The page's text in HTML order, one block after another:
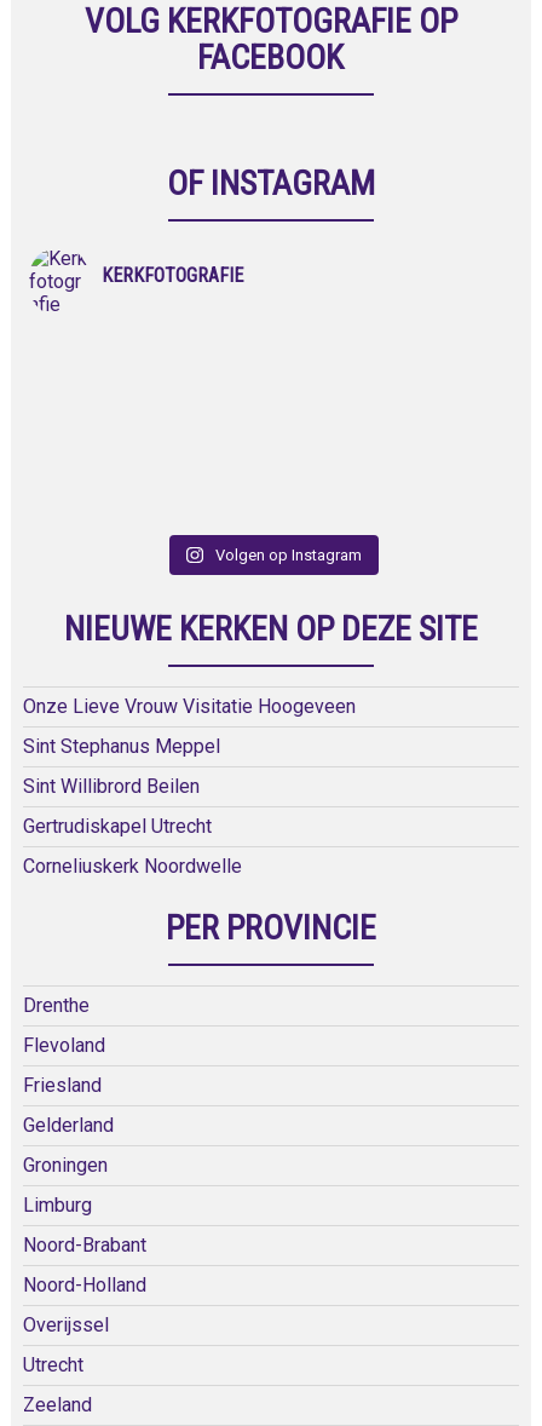
VOLG KERKFOTOGRAFIE OP
FACEBOOK
OF INSTAGRAM
KERKFOTOGRAFIE
Volgen op Instagram
NIEUWE KERKEN OP DEZE SITE
Onze Lieve Vrouw Visitatie Hoogeveen
Sint Stephanus Meppel
Sint Willibrord Beilen
Gertrudiskapel Utrecht
Corneliuskerk Noordwelle
PER PROVINCIE
Drenthe
Flevoland
Friesland
Gelderland
Groningen
Limburg
Noord-Brabant
Noord-Holland
Overijssel
Utrecht
Zeeland